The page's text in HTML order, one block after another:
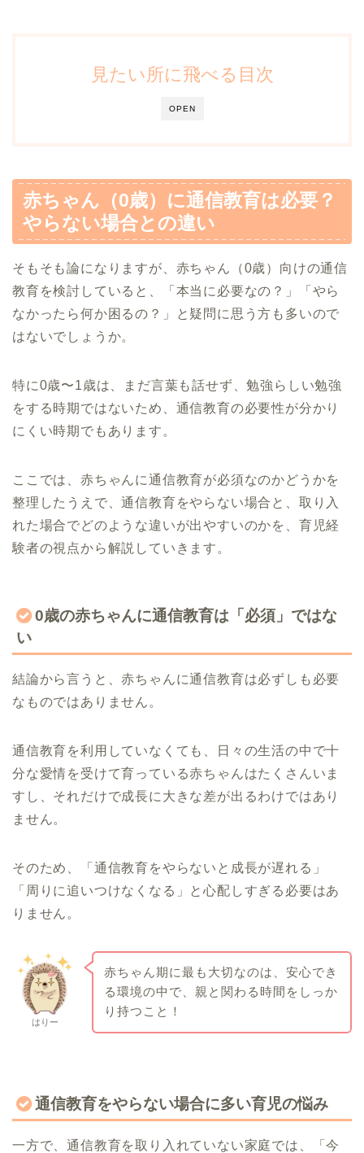
OPEN
見たい所に飛べる目次
赤ちゃん（0歳）に通信教育は必要？
やらない場合との違い
そもそも論になりますが、赤ちゃん（0歳）向けの通信
教育を検討していると、「本当に必要なの？」「やら
なかったら何か困るの？」と疑問に思う方も多いので
はないでしょうか。
特に0歳〜1歳は、まだ言葉も話せず、勉強らしい勉強
をする時期ではないため、通信教育の必要性が分かり
にくい時期でもあります。
ここでは、赤ちゃんに通信教育が必須なのかどうかを
整理したうえで、通信教育をやらない場合と、取り入
れた場合でどのような違いが出やすいのかを、育児経
験者の視点から解説していきます。
0歳の赤ちゃんに通信教育は「必須」ではな
い
結論から言うと、赤ちゃんに通信教育は必ずしも必要
なものではありません。
通信教育を利用していなくても、日々の生活の中で十
分な愛情を受けて育っている赤ちゃんはたくさんいま
すし、それだけで成長に大きな差が出るわけではあり
ません。
そのため、「通信教育をやらないと成長が遅れる」
「周りに追いつけなくなる」と心配しすぎる必要はあ
りません。
はりー
赤ちゃん期に最も大切なのは、安心でき
る環境の中で、親と関わる時間をしっか
り持つこと！
通信教育をやらない場合に多い育児の悩み
一方で、通信教育を取り入れていない家庭では、「今